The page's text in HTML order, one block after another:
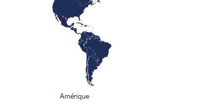
Amérique